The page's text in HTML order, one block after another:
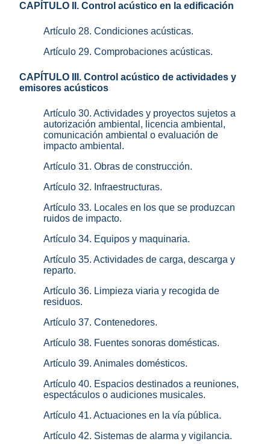
CAPÍTULO II. Control acústico en la edificación
Artículo 28. Condiciones acústicas.
Artículo 29. Comprobaciones acústicas.
CAPÍTULO III. Control acústico de actividades y
emisores acústicos
Artículo 30. Actividades y proyectos sujetos a
autorización ambiental, licencia ambiental,
comunicación ambiental o evaluación de
impacto ambiental.
Artículo 31. Obras de construcción.
Artículo 32. Infraestructuras.
Artículo 33. Locales en los que se produzcan
ruidos de impacto.
Artículo 34. Equipos y maquinaria.
Artículo 35. Actividades de carga, descarga y
reparto.
Artículo 36. Limpieza viaria y recogida de
residuos.
Artículo 37. Contenedores.
Artículo 38. Fuentes sonoras domésticas.
Artículo 39. Animales domésticos.
Artículo 40. Espacios destinados a reuniones,
espectáculos o audiciones musicales.
Artículo 41. Actuaciones en la vía pública.
Artículo 42. Sistemas de alarma y vigilancia.